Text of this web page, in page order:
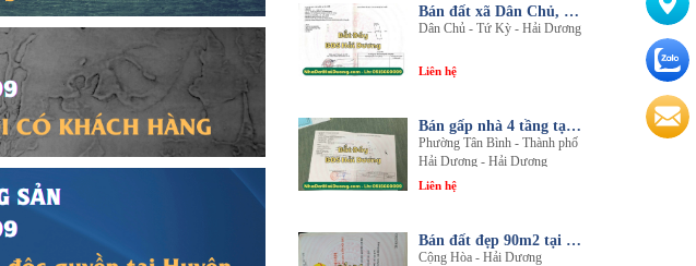
Bán đất xã Dân Chủ, Tứ Kỳ, Hải Dương - Diện tích 214m2 - Mặt tiền 8.5m - nhadathaiduong.com
Dân Chủ - Tứ Kỳ - Hải Dương
Liên hệ
Bán gấp nhà 4 tầng tại khu đô thị An Phú 2 - Nội thất gỗ lim sang trọng
Phường Tân Bình - Thành phố
Hải Dương - Hải Dương
Liên hệ
Bán đất đẹp 90m2 tại thôn An Điền, xã Cộng Hòa, huyện Nam Sách, tỉnh Hải Dương
Cộng Hòa - Hải Dương